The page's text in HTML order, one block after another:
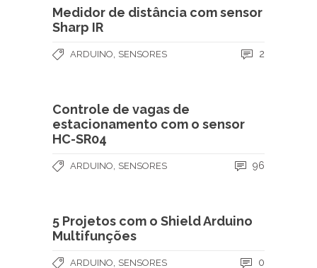
Medidor de distância com sensor
Sharp IR
ARDUINO SENSORES 2
Controle de vagas de
estacionamento com o sensor
HC-SR04
ARDUINO SENSORES 96
5 Projetos com o Shield Arduino
Multifunções
ARDUINO SENSORES 0